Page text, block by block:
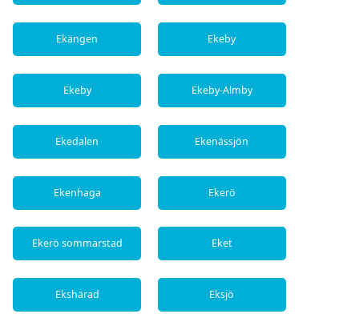
Ekängen Ekeby
Ekeby Ekeby-Almby
Ekedalen Ekenässjön
Ekenhaga Ekerö
Ekerö sommarstad Eket
Ekshärad Eksjö